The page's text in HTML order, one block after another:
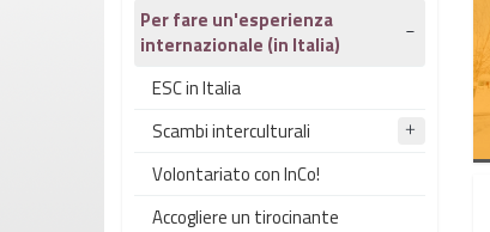
Per fare un'esperienza
internazionale (in Italia)
ESC in Italia
Scambi interculturali
Volontariato con InCo!
Accogliere un tirocinante